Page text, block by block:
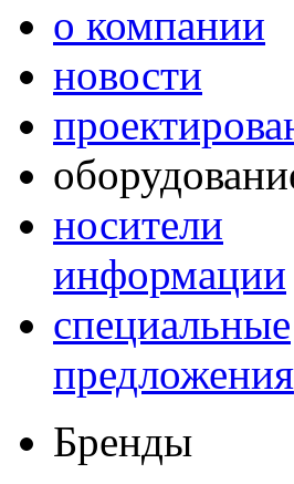
о компании
новости
носители
информации
специальные
предложения
Бренды